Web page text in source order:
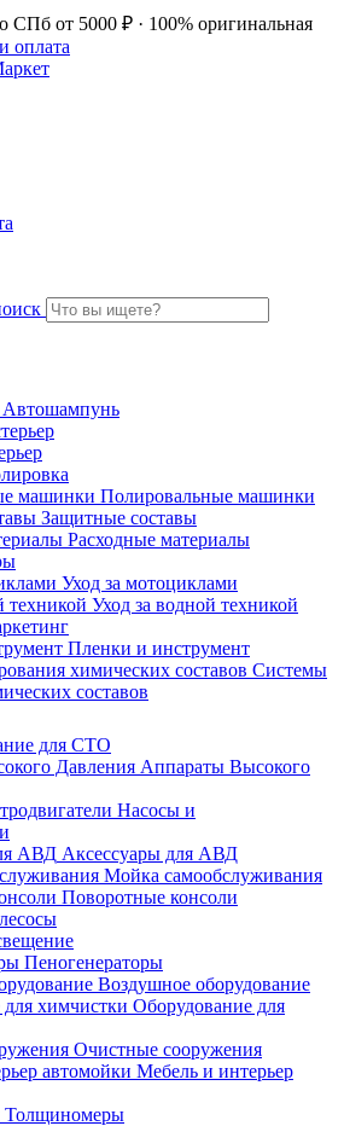
СПб от 5000 ₽ · 100% оригинальная
оплата
Автошампунь
Полировальные машинки
Защитные составы
Расходные материалы
Уход за мотоциклами
Уход за водной техникой
Пленки и инструмент
Системы
составов
для СТО
Аппараты Высокого
Насосы и
Аксессуары для АВД
Мойка самообслуживания
Поворотные консоли
Пеногенераторы
Воздушное оборудование
Оборудование для
Очистные сооружения
Мебель и интерьер
Толщиномеры